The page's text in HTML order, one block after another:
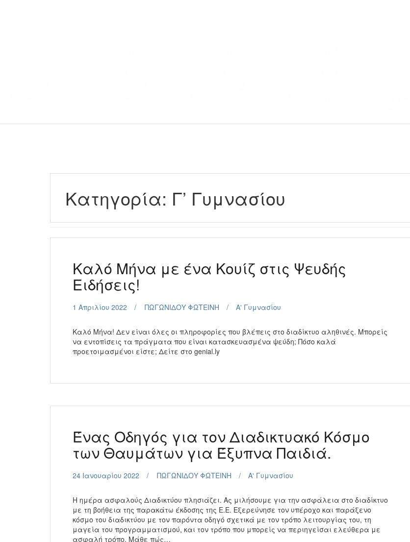
Κατηγορία: Γ’ Γυμνασίου
Καλό Μήνα με ένα Κουίζ στις Ψευδής
Ειδήσεις!
1 Απριλίου 2022 ΠΩΓΩΝΙΔΟΥ ΦΩΤΕΙΝΗ Α' Γυμνασίου
Καλό Μήνα! Δεν είναι όλες οι πληροφορίες που βλέπεις στο διαδίκτυο αληθινές. Μπορείς
να εντοπίσεις τα πράγματα που είναι κατασκευασμένα ψεύδη; Πόσο καλά
προετοιμασμένοι είστε; Δείτε στο genial.ly
Ένας Οδηγός για τον Διαδικτυακό Κόσμο
των Θαυμάτων για Έξυπνα Παιδιά.
24 Ιανουαρίου 2022 ΠΩΓΩΝΙΔΟΥ ΦΩΤΕΙΝΗ Α' Γυμνασίου
Η ημέρα ασφαλούς Διαδικτύου πλησιάζει. Ας μιλήσουμε για την ασφάλεια στο διαδίκτυο
με τη βοήθεια της παρακάτω έκδοσης της Ε.Ε. Εξερεύνησε τον υπέροχο και παράξενο
κόσμο του διαδικτύου με τον παρόντα οδηγό σχετικά με τον τρόπο λειτουργίας του, τη
μαγεία του προγραμματισμού, και τον τρόπο που μπορείς να περιηγείσαι ελεύθερα με
ασφαλή τρόπο. Μάθε πώς…